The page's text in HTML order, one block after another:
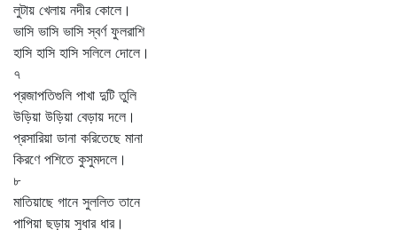
লুটায় খেলায় নদীর কোলে।
ভাসি ভাসি ভাসি স্বর্ণ ফুলরাশি
হাসি হাসি হাসি সলিলে দোলে।
৭
প্রজাপতিগুলি পাখা দুটি তুলি
উড়িয়া উড়িয়া বেড়ায় দলে।
প্রসারিয়া ডানা করিতেছে মানা
কিরণে পশিতে কুসুমদলে।
৮
মাতিয়াছে গানে সুললিত তানে
পাপিয়া ছড়ায় সুধার ধার।